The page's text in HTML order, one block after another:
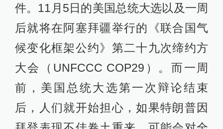
件。11月5日的美国总统大选以及一周
后就将在阿塞拜疆举行的《联合国气
候变化框架公约》第二十九次缔约方
大会（UNFCCC COP29）。而一周
前，美国总统大选第一次辩论结束
后，人们就开始担心，如果特朗普因